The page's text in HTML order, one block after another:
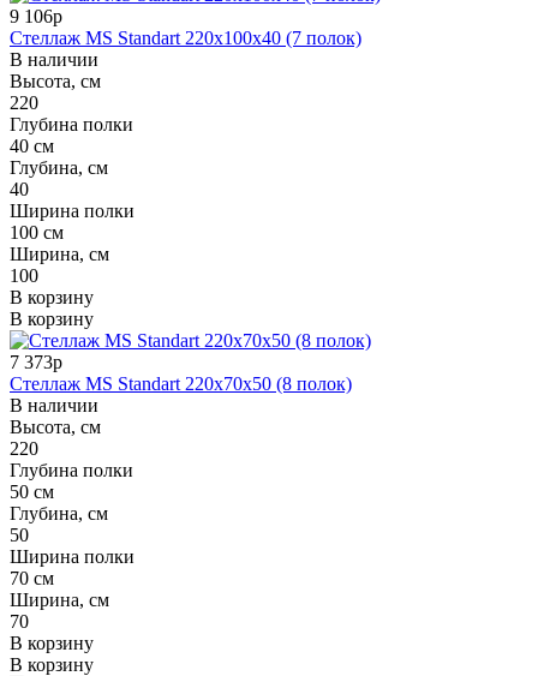
9 106р
Стеллаж MS Standart 220x100x40 (7 полок)
В наличии
Высота, см
220
Глубина полки
40 см
Глубина, см
40
Ширина полки
100 см
Ширина, см
100
В корзину
В корзину
7 373р
Стеллаж MS Standart 220x70x50 (8 полок)
В наличии
Высота, см
220
Глубина полки
50 см
Глубина, см
50
Ширина полки
70 см
Ширина, см
70
В корзину
В корзину